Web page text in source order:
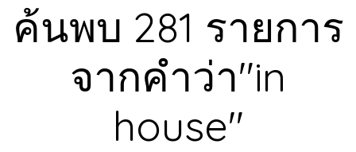
ค้นพบ 281 รายการ
จากคำว่า"in
house"